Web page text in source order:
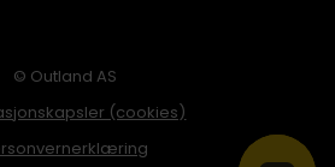
© Outland AS
(cookies)